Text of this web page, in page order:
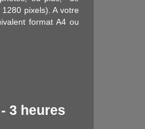
pixels). A votre
format A4 ou
3 heures